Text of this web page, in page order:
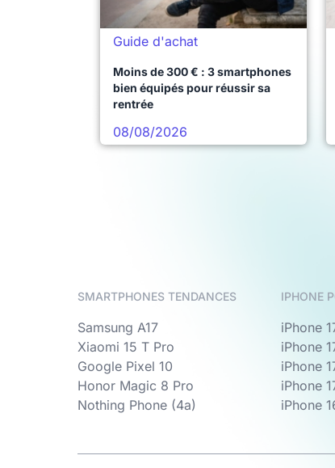
Guide d'achat
Moins de 300 € : 3 smartphones
bien équipés pour réussir sa
rentrée
08/08/2026
SMARTPHONES TENDANCES
Samsung A17
Xiaomi 15 T Pro
Google Pixel 10
Honor Magic 8 Pro
Nothing Phone (4a)
IPHONE
iPhone
iPhone
iPhone
iPhone
iPhone